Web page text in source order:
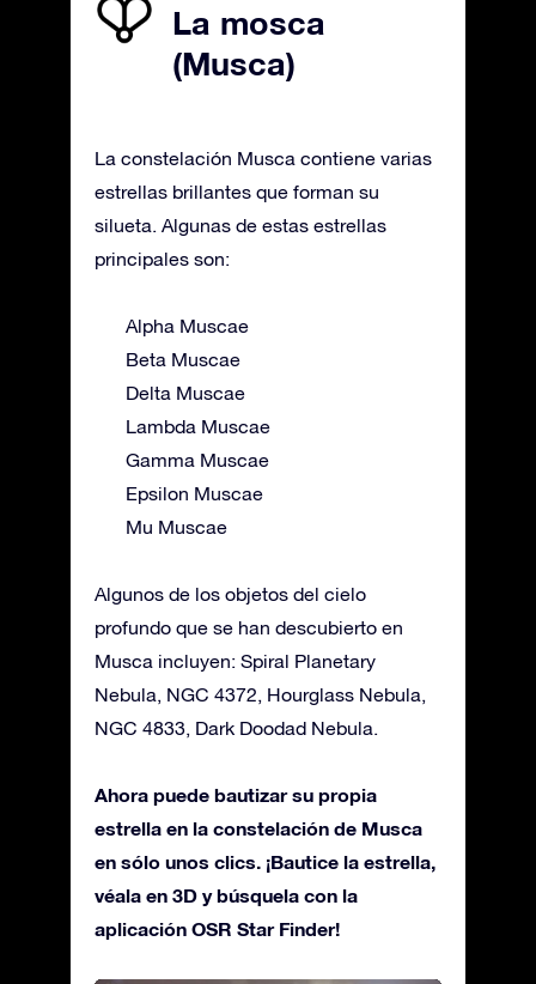
La mosca
(Musca)
La constelación Musca contiene varias
estrellas brillantes que forman su
silueta. Algunas de estas estrellas
principales son:
Alpha Muscae
Beta Muscae
Delta Muscae
Lambda Muscae
Gamma Muscae
Epsilon Muscae
Mu Muscae
Algunos de los objetos del cielo
profundo que se han descubierto en
Musca incluyen: Spiral Planetary
Nebula, NGC 4372, Hourglass Nebula,
NGC 4833, Dark Doodad Nebula.
Ahora puede bautizar su propia
estrella en la constelación de Musca
en sólo unos clics. ¡Bautice la estrella,
véala en 3D y búsquela con la
aplicación OSR Star Finder!